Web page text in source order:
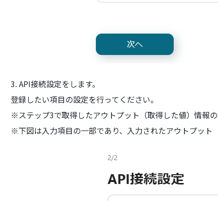
3. API接続設定をします。
登録したい項目の設定を行ってください。
※ステップ3で取得したアウトプット（取得した値）情報
※下図は入力項目の一部であり、入力されたアウトプット